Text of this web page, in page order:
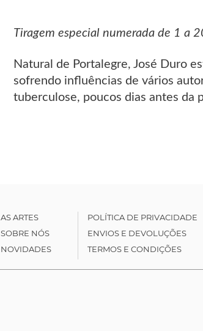
Tiragem especial numerada de 1 a
Natural de Portalegre, José Duro
sofrendo influências de vários
tuberculose, poucos dias antes da
AS ARTES
SOBRE NÓS
NOVIDADES
POLÍTICA DE PRIVACIDADE
ENVIOS E DEVOLUÇÕES
TERMOS E CONDIÇÕES